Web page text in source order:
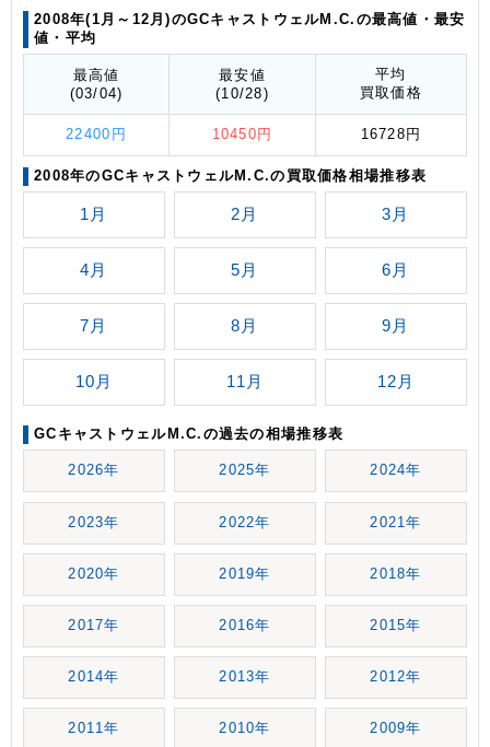
2008年(1月～12月)のGCキャストウェルM.C.の最高値 ・最安
値 ・平均
最高値
(03/04)
最安値
(10/28)
平均
買取価格
22400円 10450円 16728円
2008年のGCキャストウェルM.C.の買取価格相場推移表
1月 2月 3月
4月 5月 6月
7月 8月 9月
10月 11月 12月
GCキャストウェルM.C.の過去の相場推移表
2026年 2025年 2024年
2023年 2022年 2021年
2020年 2019年 2018年
2017年 2016年 2015年
2014年 2013年 2012年
2011年 2010年 2009年